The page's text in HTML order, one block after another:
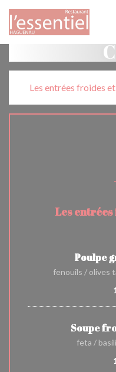
Personalización de sus
Les entrées froides
Les
Poulpe
fenouils / olives
Soupe
feta /